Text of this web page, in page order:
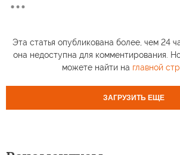
Эта статья опубликована более, чем 24
она недоступна для комментирования.
можете найти на главной
ЗАГРУЗИТЬ ЕЩЕ